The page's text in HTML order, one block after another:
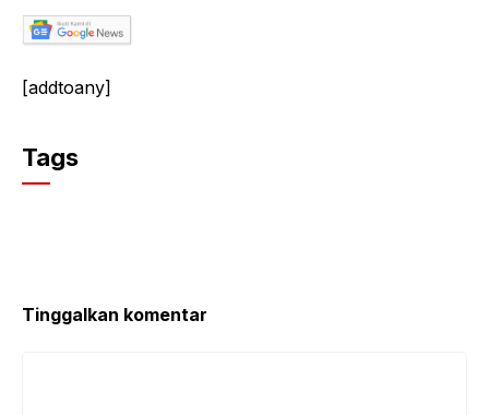
[addtoany]
Tags
Tinggalkan komentar